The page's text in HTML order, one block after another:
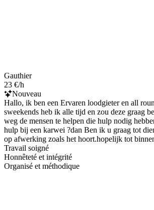
Gauthier
23 €/h
Nouveau
Hallo, ik ben een Ervaren loodgieter en all
sweekends heb ik alle tijd en zou deze graag
weg de mensen te helpen die hulp nodig
hulp bij een karwei ?dan Ben ik u graag tot
op afwerking zoals het hoort.hopelijk tot
Travail soigné
Honnêteté et intégrité
Organisé et méthodique